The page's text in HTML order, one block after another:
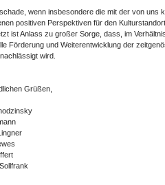
wenn insbesondere die mit der von uns
positiven Perspektiven für den
ist Anlass zu großer Sorge, dass, im
Förderung und Weiterentwicklung der
wird.
Grüßen,